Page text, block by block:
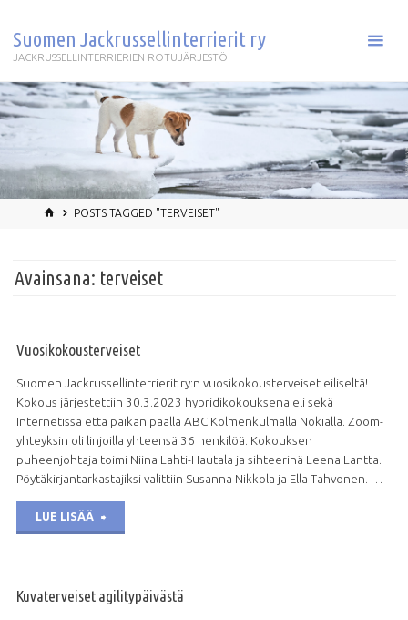
content
Suomen Jackrussellinterrierit ry
JACKRUSSELLINTERRIERIEN ROTUJÄRJESTÖ
HOMEPOSTS TAGGED "TERVEISET"
Avainsana: terveiset
Vuosikokousterveiset
Suomen Jackrussellinterrierit ry:n vuosikokousterveiset eiliseltä!
Kokous järjestettiin 30.3.2023 hybridikokouksena eli sekä
Internetissä että paikan päällä ABC Kolmenkulmalla Nokialla. Zoom-
yhteyksin oli linjoilla yhteensä 36 henkilöä. Kokouksen
puheenjohtaja toimi Niina Lahti-Hautala ja sihteerinä Leena Lantta.
Pöytäkirjantarkastajiksi valittiin Susanna Nikkola ja Ella Tahvonen. …
LUE LISÄÄ "Vuosikokousterveiset"
Kuvaterveiset agilitypäivästä